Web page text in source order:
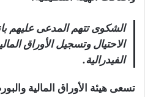
الشكوى تتهم المدعى عليهم
الاحتيال وتسجيل الأوراق
الفيدرالية.